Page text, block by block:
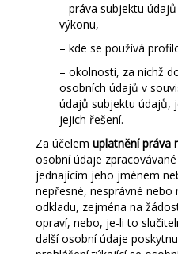
– práva subjektu
výkonu,
– kde se používá
– okolnosti, za nichž
osobních údajů v
údajů subjektu údajů,
jejich řešení.
Za účelem uplatnění práva
osobní údaje
jednajícím jeho jménem
nepřesné, nesprávné nebo
odkladu, zejména na
opraví, nebo, je-li to
další osobní údaje